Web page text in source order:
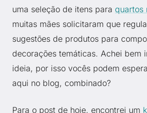
uma seleção de itens para quartos
muitas mães solicitaram que
sugestões de produtos para
decorações temáticas. Achei bem
ideia, por isso vocês podem
aqui no blog, combinado?
Para o post de hoje, encontrei um